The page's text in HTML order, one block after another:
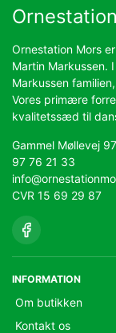
Ornestation Mors
Martin Markussen.
Markussen
Vores primære
kvalitetssæd til
Gammel Møllevej
97 76 21 33
CVR 15 69 29 87
INFORMATION
Om butikken
Kontakt os